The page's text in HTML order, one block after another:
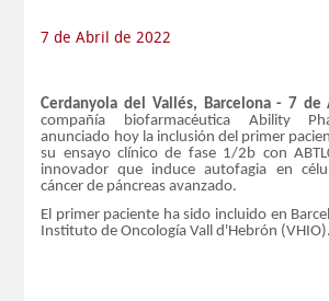
7 de Abril de 2022
Cerdanyola del Vallés, Barcelona - 7
compañía biofarmacéutica Ability
anunciado hoy la inclusión del primer
su ensayo clínico de fase 1/2b con
innovador que induce autofagia en
cáncer de páncreas avanzado.
El primer paciente ha sido incluido en
Instituto de Oncología Vall d'Hebrón (VHIO).